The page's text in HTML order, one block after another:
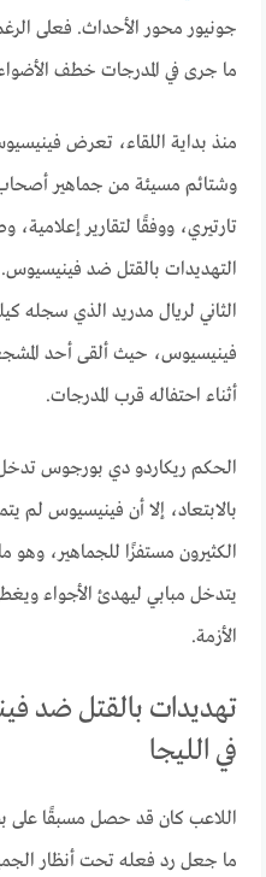
جونيور محور الأحداث. فعلى
ما جرى في المدرجات خطف
منذ بداية اللقاء، تعرض
وشتائم مسيئة من جماهير
تارتيري، ووفقًا لتقارير
التهديدات بالقتل ضد فينيسيوس.
الثاني لريال مدريد الذي سجله
فينيسيوس، حيث ألقى أحد
أثناء احتفاله قرب المدرجات.
الحكم ريكاردو دي بورجوس تدخل
بالابتعاد، إلا أن فينيسيوس لم
الكثيرون مستفزًا للجماهير، وهو
يتدخل مبابي ليهدئ الأجواء
الأزمة.
تهديدات بالقتل ضد
في الليجا
اللاعب كان قد حصل مسبقًا على
ما جعل رد فعله تحت أنظار